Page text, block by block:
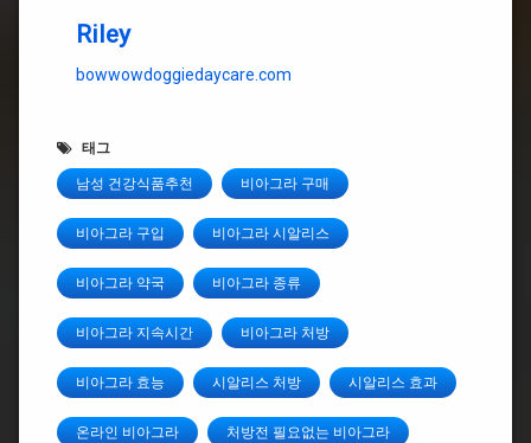
Riley
bowwowdoggiedaycare.com
태그
남성 건강식품추천 비아그라 구매
비아그라 구입 비아그라 시알리스
비아그라 약국 비아그라 종류
비아그라 지속시간 비아그라 처방
비아그라 효능 시알리스 처방 시알리스 효과
온라인 비아그라 처방전 필요없는 비아그라